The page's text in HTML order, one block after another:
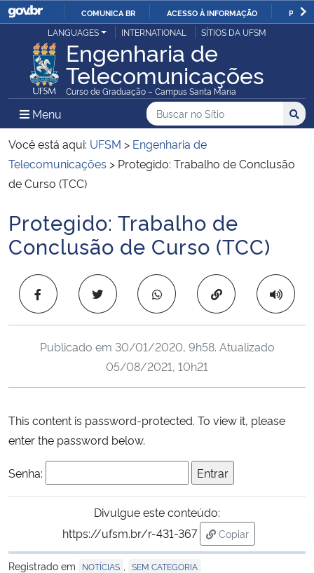
IR
PARA
O
CONTEÚDO
COMUNICA BR ACESSO À INFORMAÇÃO
Ministério da Justiça e Segurança Pública
Ministério da Defesa
Ministério das Relações Exteriores
Ministério da Economia
Ministério da Infraestrutura
Ministério da Agricultura, Pecuária e Abastecimento
Ministério da Educação
Ministério da Cidadania
Ministério da Ciência, Tecnologia, Inovações e Comunicações
Ministério do Meio Ambiente
Ministério do Desenvolvimento Regional
LANGUAGES INTERNATIONAL SÍTIOS DA UFSM
Engenharia de
Telecomunicações
Curso de Graduação – Campus Santa Maria
Menu Menu Principal do Sítio
Busca
Buscar no no Sítio
Busca:
Você está aqui: UFSM > Engenharia de
Telecomunicações > Protegido: Trabalho de Conclusão
de Curso (TCC)
Início do conteúdo
Protegido: Trabalho de
Conclusão de Curso (TCC)
Copiar para área
Publicado em 30/01/2020, 9h58. Atualizado
05/08/2021, 10h21
This content is password-protected. To view it, please
enter the password below.
Senha:
Divulgue este conteúdo:
https://ufsm.br/r-431-367
Copiar
para área de
Registrado em
NOTÍCIAS SEM CATEGORIA